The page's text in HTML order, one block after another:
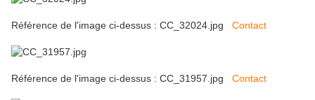
Référence de l'image ci-dessus : CC_32024.jpg Contact
Référence de l'image ci-dessus : CC_31957.jpg Contact